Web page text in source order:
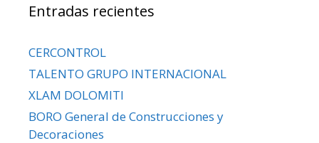
Entradas recientes
CERCONTROL
TALENTO GRUPO INTERNACIONAL
XLAM DOLOMITI
BORO General de Construcciones y
Decoraciones